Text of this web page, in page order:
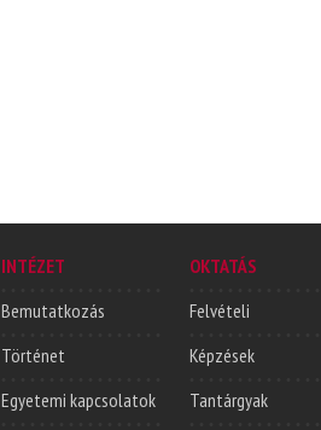
INTÉZET
Bemutatkozás
Történet
Egyetemi kapcsolatok
OKTATÁS
Felvételi
Képzések
Tantárgyak